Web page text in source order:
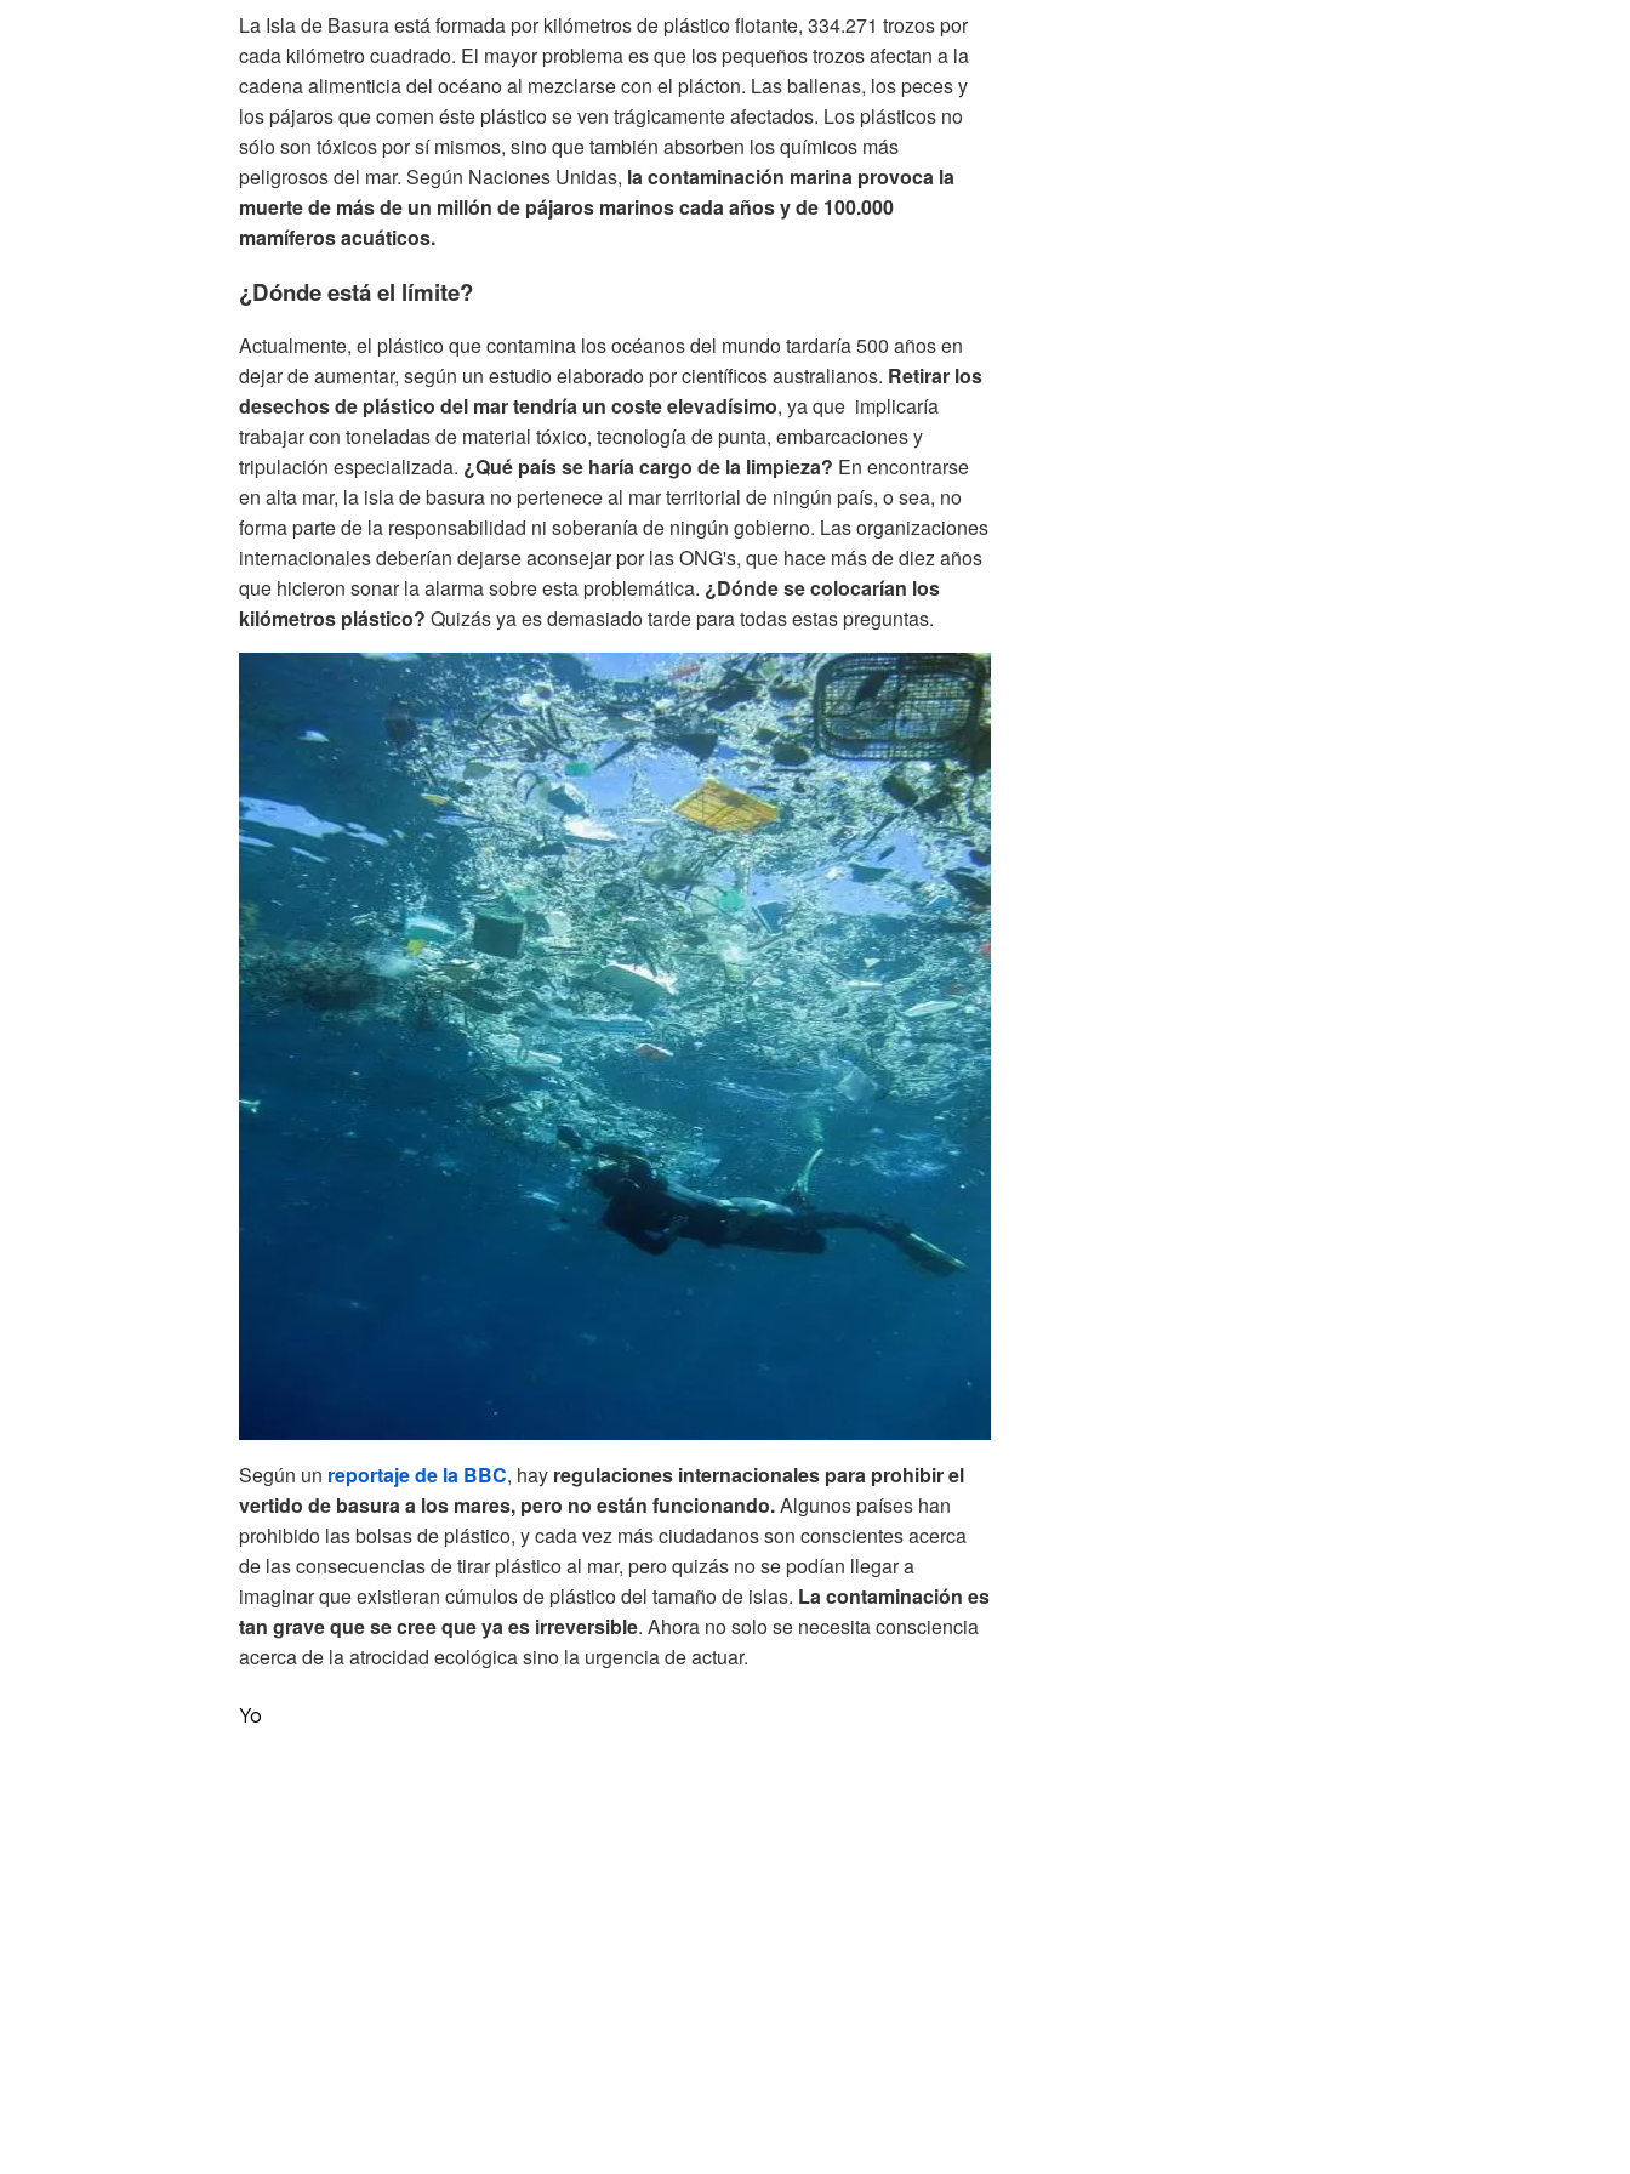
La Isla de Basura está formada por kilómetros de plástico flotante, 334.271 trozos por
cada kilómetro cuadrado. El mayor problema es que los pequeños trozos afectan a la
cadena alimenticia del océano al mezclarse con el plácton. Las ballenas, los peces y
los pájaros que comen éste plástico se ven trágicamente afectados. Los plásticos no
sólo son tóxicos por sí mismos, sino que también absorben los químicos más
peligrosos del mar. Según Naciones Unidas, la contaminación marina provoca la
muerte de más de un millón de pájaros marinos cada años y de 100.000
mamíferos acuáticos.
¿Dónde está el límite?
Actualmente, el plástico que contamina los océanos del mundo tardaría 500 años en
dejar de aumentar, según un estudio elaborado por científicos australianos. Retirar los
desechos de plástico del mar tendría un coste elevadísimo, ya que implicaría
trabajar con toneladas de material tóxico, tecnología de punta, embarcaciones y
tripulación especializada. ¿Qué país se haría cargo de la limpieza? En encontrarse
en alta mar, la isla de basura no pertenece al mar territorial de ningún país, o sea, no
forma parte de la responsabilidad ni soberanía de ningún gobierno. Las organizaciones
internacionales deberían dejarse aconsejar por las ONG's, que hace más de diez años
que hicieron sonar la alarma sobre esta problemática. ¿Dónde se colocarían los
kilómetros plástico? Quizás ya es demasiado tarde para todas estas preguntas.
Según un reportaje de la BBC, hay regulaciones internacionales para prohibir el
vertido de basura a los mares, pero no están funcionando.Algunos países han
prohibido las bolsas de plástico, y cada vez más ciudadanos son conscientes acerca
de las consecuencias de tirar plástico al mar, pero quizás no se podían llegar a
imaginar que existieran cúmulos de plástico del tamaño de islas. La contaminación es
tan grave que se cree que ya es irreversible. Ahora no solo se necesita consciencia
acerca de la atrocidad ecológica sino la urgencia de actuar.
Yo